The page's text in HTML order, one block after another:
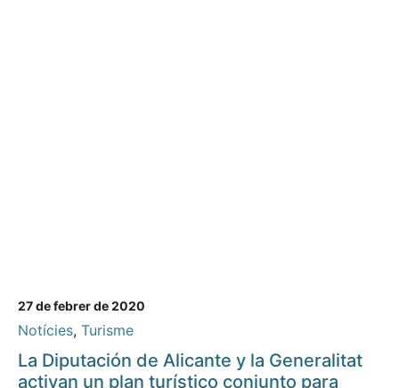
27 de febrer de 2020
Notícies, Turisme
La Diputación de Alicante y la Generalitat
activan un plan turístico conjunto para